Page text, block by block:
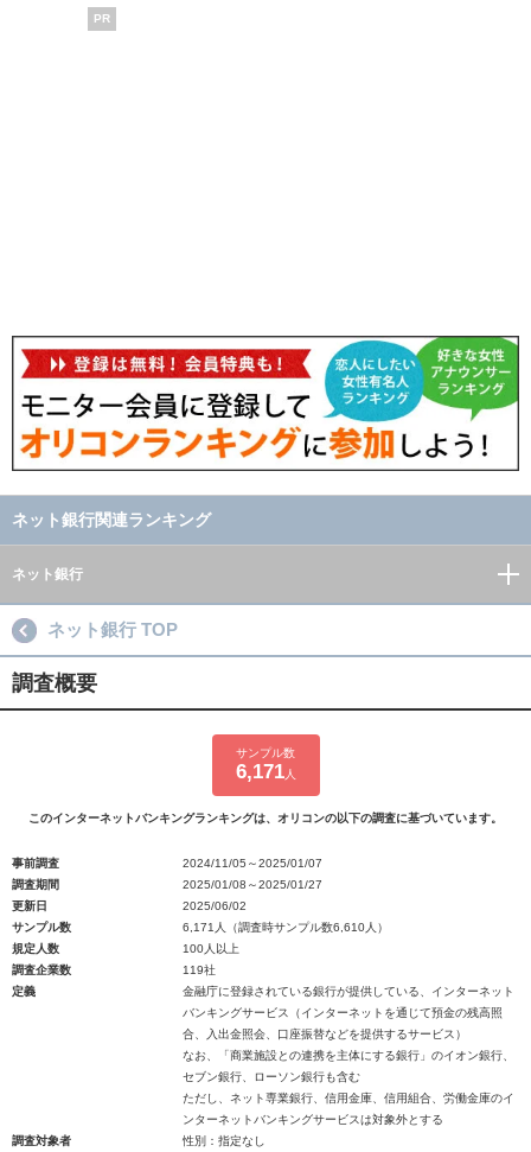
PR
ネット銀行関連ランキング
ネット銀行
ネット銀行 TOP
調査概要
サンプル数
6,171人
このインターネットバンキングランキングは、オリコンの以下の調査に基づいています。
事前調査
2024/11/05～2025/01/07
調査期間
2025/01/08～2025/01/27
更新日
2025/06/02
サンプル数
6,171人（調査時サンプル数6,610人）
規定人数
100人以上
調査企業数
119社
定義
金融庁に登録されている銀行が提供している、インターネット
バンキングサービス（インターネットを通じて預金の残高照
合、入出金照会、口座振替などを提供するサービス）
なお、「商業施設との連携を主体にする銀行」のイオン銀行、
セブン銀行、ローソン銀行も含む
ただし、ネット専業銀行、信用金庫、信用組合、労働金庫のイ
ンターネットバンキングサービスは対象外とする
調査対象者
性別：指定なし